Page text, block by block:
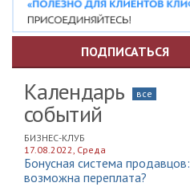
ПОДПИСАТЬСЯ
Календарь
событий
все
БИЗНЕС-КЛУБ
17.08.2022, Среда
Бонусная система продавцов:
возможна переплата?